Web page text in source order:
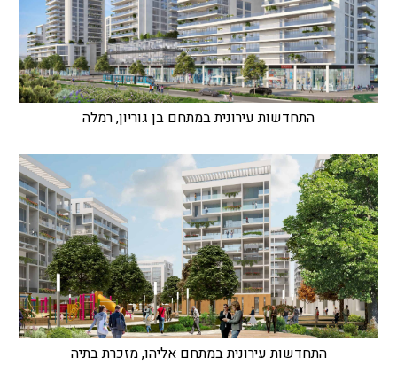
התחדשות עירונית במתחם בן גוריון, רמלה
התחדשות עירונית במתחם אליהו, מזכרת בתיה